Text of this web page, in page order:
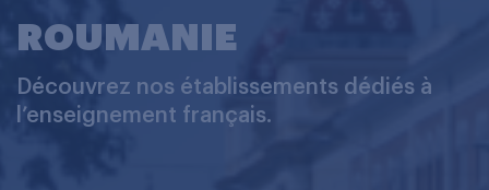
ROUMANIE
Découvrez nos établissements dédiés à
l’enseignement français.